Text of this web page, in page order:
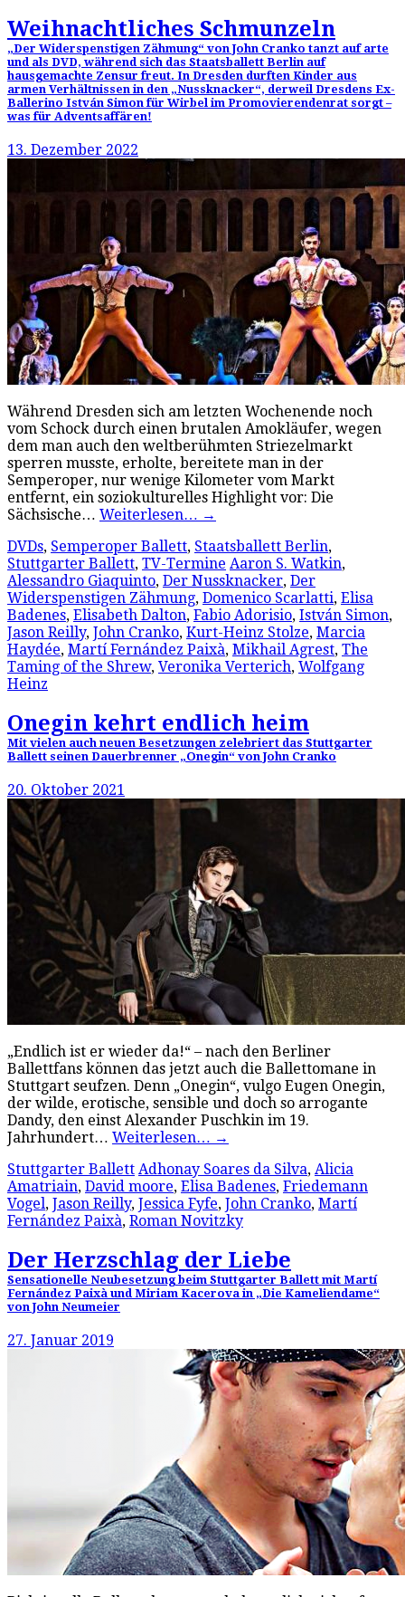
Weihnachtliches Schmunzeln
„Der Widerspenstigen Zähmung“ von John Cranko tanzt auf arte
und als DVD, während sich das Staatsballett Berlin auf
hausgemachte Zensur freut. In Dresden durften Kinder aus
armen Verhältnissen in den „Nussknacker“, derweil Dresdens Ex-
Ballerino István Simon für Wirbel im Promovierendenrat sorgt –
was für Adventsaffären!
13. Dezember 2022
Während Dresden sich am letzten Wochenende noch
vom Schock durch einen brutalen Amokläufer, wegen
dem man auch den weltberühmten Striezelmarkt
sperren musste, erholte, bereitete man in der
Semperoper, nur wenige Kilometer vom Markt
entfernt, ein soziokulturelles Highlight vor: Die
Sächsische… Weiterlesen… →
DVDs, Semperoper Ballett, Staatsballett Berlin,
Stuttgarter Ballett, TV-Termine Aaron S. Watkin,
Alessandro Giaquinto, Der Nussknacker, Der
Widerspenstigen Zähmung, Domenico Scarlatti, Elisa
Badenes, Elisabeth Dalton, Fabio Adorisio, István Simon,
Jason Reilly, John Cranko, Kurt-Heinz Stolze, Marcia
Haydée, Martí Fernández Paixà, Mikhail Agrest, The
Taming of the Shrew, Veronika Verterich, Wolfgang
Heinz
Onegin kehrt endlich heim
Mit vielen auch neuen Besetzungen zelebriert das Stuttgarter
Ballett seinen Dauerbrenner „Onegin“ von John Cranko
20. Oktober 2021
„Endlich ist er wieder da!“ – nach den Berliner
Ballettfans können das jetzt auch die Ballettomane in
Stuttgart seufzen. Denn „Onegin“, vulgo Eugen Onegin,
der wilde, erotische, sensible und doch so arrogante
Dandy, den einst Alexander Puschkin im 19.
Jahrhundert… Weiterlesen… →
Stuttgarter Ballett Adhonay Soares da Silva, Alicia
Amatriain, David moore, Elisa Badenes, Friedemann
Vogel, Jason Reilly, Jessica Fyfe, John Cranko, Martí
Fernández Paixà, Roman Novitzky
Der Herzschlag der Liebe
Sensationelle Neubesetzung beim Stuttgarter Ballett mit Martí
Fernández Paixà und Miriam Kacerova in „Die Kameliendame“
von John Neumeier
27. Januar 2019